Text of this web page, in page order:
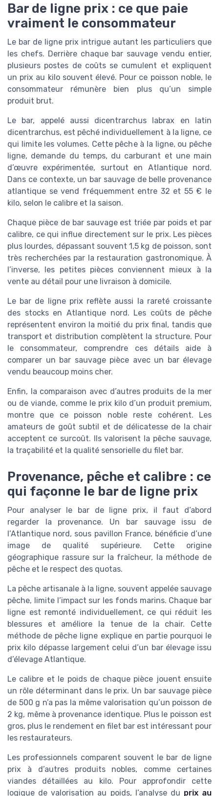
Bar de ligne prix : ce que paie
vraiment le consommateur
Le bar de ligne prix intrigue autant les particuliers que
les chefs. Derrière chaque bar sauvage vendu entier,
plusieurs postes de coûts se cumulent et expliquent
un prix au kilo souvent élevé. Pour ce poisson noble, le
consommateur rémunère bien plus qu’un simple
produit brut.
Le bar, appelé aussi dicentrarchus labrax en latin
dicentrarchus, est pêché individuellement à la ligne, ce
qui limite les volumes. Cette pêche à la ligne, ou pêche
ligne, demande du temps, du carburant et une main
d’œuvre expérimentée, surtout en Atlantique nord.
Dans ce contexte, un bar sauvage de belle provenance
atlantique se vend fréquemment entre 32 et 55 € le
kilo, selon le calibre et la saison.
Chaque pièce de bar sauvage est triée par poids et par
calibre, ce qui influe directement sur le prix. Les pièces
plus lourdes, dépassant souvent 1,5 kg de poisson, sont
très recherchées par la restauration gastronomique. À
l’inverse, les petites pièces conviennent mieux à la
vente au détail pour une livraison à domicile.
Le bar de ligne prix reflète aussi la rareté croissante
des stocks en Atlantique nord. Les coûts de pêche
représentent environ la moitié du prix final, tandis que
transport et distribution complètent la structure. Pour
le consommateur, comprendre ces détails aide à
comparer un bar sauvage pièce avec un bar élevage
vendu beaucoup moins cher.
Enfin, la comparaison avec d’autres produits de la mer
ou de viande, comme le prix kilo d’un produit premium,
montre que ce poisson noble reste cohérent. Les
amateurs de goût subtil et de délicatesse de la chair
acceptent ce surcoût. Ils valorisent la pêche sauvage,
la traçabilité et la qualité sensorielle du filet bar.
Provenance, pêche et calibre : ce
qui façonne le bar de ligne prix
Pour analyser le bar de ligne prix, il faut d’abord
regarder la provenance. Un bar sauvage issu de
l’Atlantique nord, sous pavillon France, bénéficie d’une
image de qualité supérieure. Cette origine
géographique rassure sur la fraîcheur, la méthode de
pêche et le respect des quotas.
La pêche artisanale à la ligne, souvent appelée sauvage
pêche, limite l’impact sur les fonds marins. Chaque bar
ligne est remonté individuellement, ce qui réduit les
blessures et améliore la tenue de la chair. Cette
méthode de pêche ligne explique en partie pourquoi le
prix kilo dépasse largement celui d’un bar élevage issu
d’élevage Atlantique.
Le calibre et le poids de chaque pièce jouent ensuite
un rôle déterminant dans le prix. Un bar sauvage pièce
de 500 g n’a pas la même valorisation qu’un poisson de
2 kg, même à provenance identique. Plus le poisson est
gros, plus le rendement en filet bar est intéressant pour
les restaurateurs.
Les professionnels comparent souvent le bar de ligne
prix à d’autres produits nobles, comme certaines
viandes détaillées au kilo. Pour approfondir cette
logique de valorisation au poids, l’analyse du prix au